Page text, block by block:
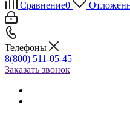
Сравнение0
Телефоны
8(800) 511-05-45
Заказать звонок